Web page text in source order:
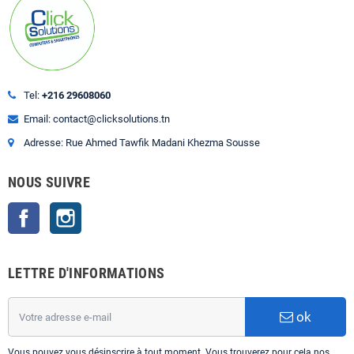
Tel: +216 29608060
Email: contact@clicksolutions.tn
Adresse: Rue Ahmed Tawfik Madani Khezma Sousse
NOUS SUIVRE
Facebook
LETTRE D'INFORMATIONS
ok